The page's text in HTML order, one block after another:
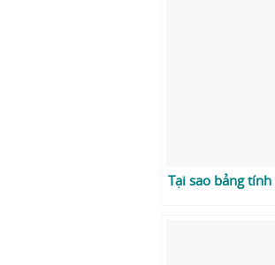
Tại sao bảng